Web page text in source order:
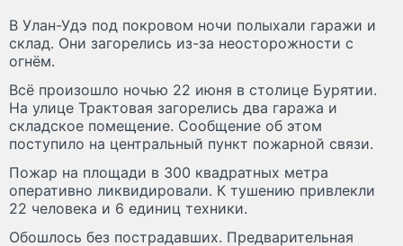
В Улан-Удэ под покровом ночи полыхали гаражи и
склад. Они загорелись из-за неосторожности с
огнём.
Всё произошло ночью 22 июня в столице Бурятии.
На улице Трактовая загорелись два гаража и
складское помещение. Сообщение об этом
поступило на центральный пункт пожарной связи.
Пожар на площади в 300 квадратных метра
оперативно ликвидировали. К тушению привлекли
22 человека и 6 единиц техники.
Обошлось без пострадавших. Предварительная